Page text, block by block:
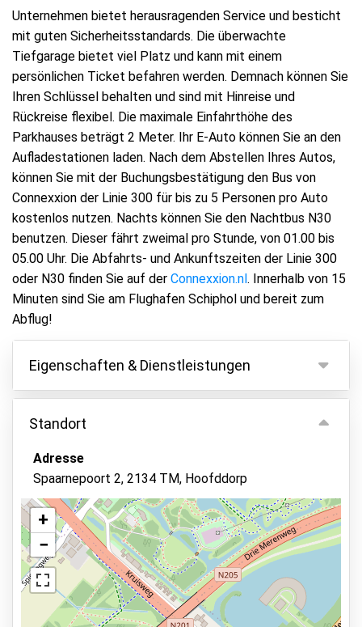
Unternehmen bietet herausragenden Service und besticht
mit guten Sicherheitsstandards. Die überwachte
Tiefgarage bietet viel Platz und kann mit einem
persönlichen Ticket befahren werden. Demnach können Sie
Ihren Schlüssel behalten und sind mit Hinreise und
Rückreise flexibel. Die maximale Einfahrthöhe des
Parkhauses beträgt 2 Meter. Ihr E-Auto können Sie an den
Aufladestationen laden. Nach dem Abstellen Ihres Autos,
können Sie mit der Buchungsbestätigung den Bus von
Connexxion der Linie 300 für bis zu 5 Personen pro Auto
kostenlos nutzen. Nachts können Sie den Nachtbus N30
benutzen. Dieser fährt zweimal pro Stunde, von 01.00 bis
05.00 Uhr. Die Abfahrts- und Ankunftszeiten der Linie 300
oder N30 finden Sie auf der Connexxion.nl. Innerhalb von 15
Minuten sind Sie am Flughafen Schiphol und bereit zum
Abflug!
Eigenschaften & Dienstleistungen
Eigenschaften
Parken innen
Fahrzeugschlüssel behalten
Überwachtes Parken
Videoüberwachung
Barrierefreier Zugang
Elektrische Ladestation
Aufzug vorhanden
Standort
Adresse
Spaarnepoort 2, 2134 TM, Hoofddorp
+
−